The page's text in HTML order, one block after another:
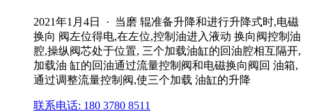
2021年1月4日 · 当磨 辊准备升降和进行升降式时,电磁
换向 阀左位得电,在左位,控制油进入液动 换向阀控制油
腔,操纵阀芯处于位置, 三个加载油缸的回油腔相互隔开,
加载油 缸的回油通过流量控制阀和电磁换向阀回 油箱,
通过调整流量控制阀,使三个加载 油缸的升降
联系电话: 180 3780 8511